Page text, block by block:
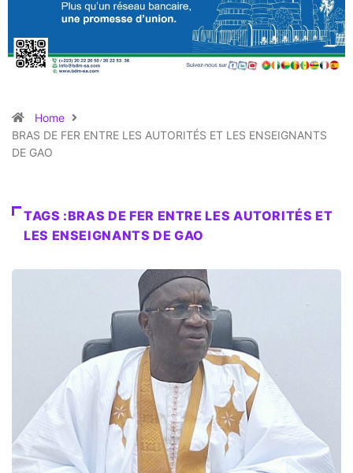
Home
BRAS DE FER ENTRE LES AUTORITÉS ET LES ENSEIGNANTS
DE GAO
TAGS :BRAS DE FER ENTRE LES AUTORITÉS ET
LES ENSEIGNANTS DE GAO